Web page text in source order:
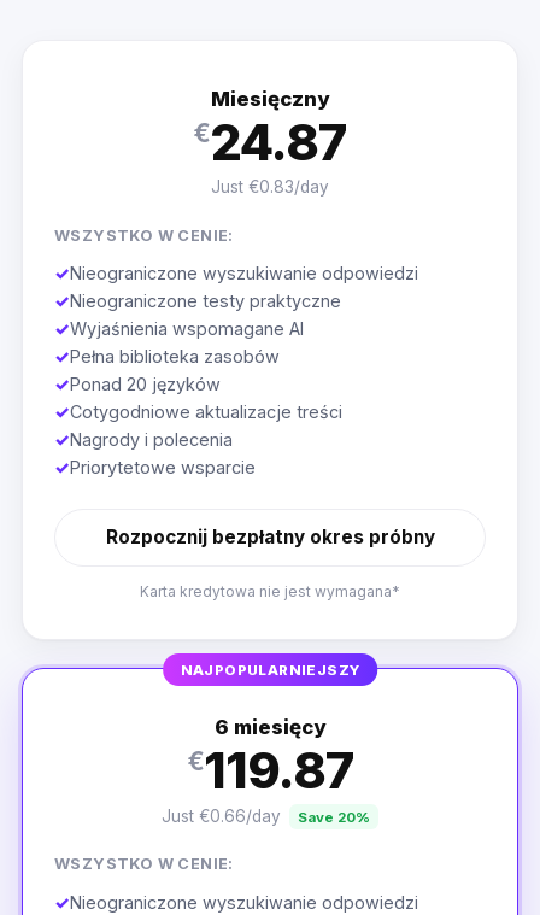
Miesięczny
€24.87
Just €0.83/day
WSZYSTKO W CENIE:
✓Nieograniczone wyszukiwanie odpowiedzi
✓Nieograniczone testy praktyczne
✓Wyjaśnienia wspomagane AI
✓Pełna biblioteka zasobów
✓Ponad 20 języków
✓Cotygodniowe aktualizacje treści
✓Nagrody i polecenia
✓Priorytetowe wsparcie
Rozpocznij bezpłatny okres próbny
Karta kredytowa nie jest wymagana*
NAJPOPULARNIEJSZY
6 miesięcy
€119.87
Just €0.66/day Save 20%
WSZYSTKO W CENIE:
✓Nieograniczone wyszukiwanie odpowiedzi